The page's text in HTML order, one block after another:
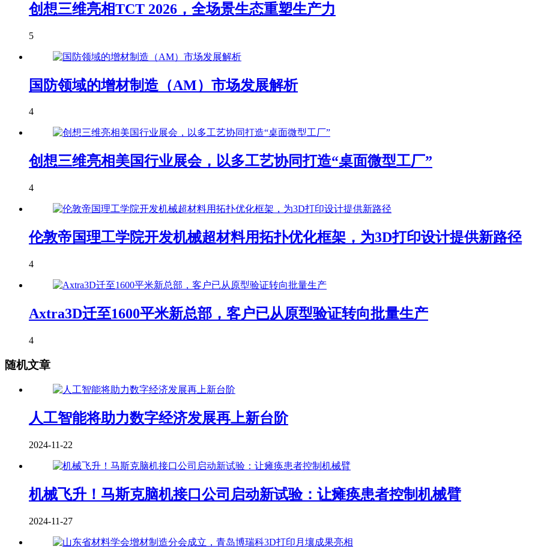
创想三维亮相TCT 2026，全场景生态重塑生产力
5
国防领域的增材制造（AM）市场发展解析
4
创想三维亮相美国行业展会，以多工艺协同打造“桌面微型工厂”
4
伦敦帝国理工学院开发机械超材料用拓扑优化框架，为3D打印设计提供新路径
4
Axtra3D迁至1600平米新总部，客户已从原型验证转向批量生产
4
随机文章
人工智能将助力数字经济发展再上新台阶
2024-11-22
机械飞升！马斯克脑机接口公司启动新试验：让瘫痪患者控制机械臂
2024-11-27